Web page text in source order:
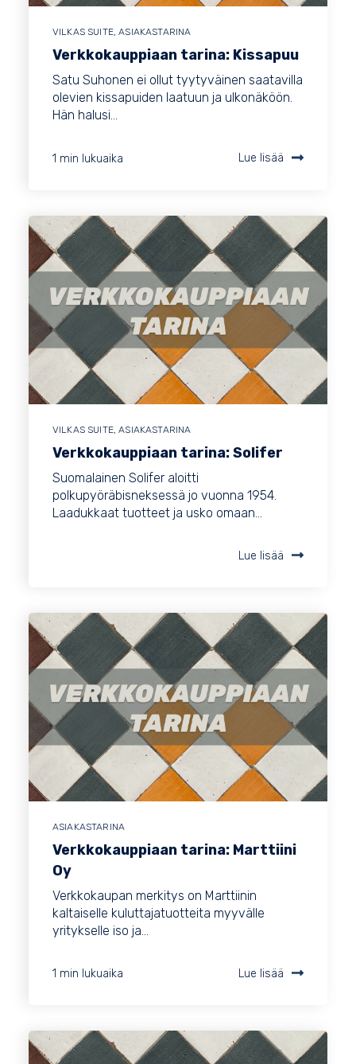
VILKAS SUITE,ASIAKASTARINA
Verkkokauppiaan tarina: Kissapuu
Satu Suhonen ei ollut tyytyväinen saatavilla
olevien kissapuiden laatuun ja ulkonäköön.
Hän halusi...
1 min lukuaika Lue lisää
VILKAS SUITE,ASIAKASTARINA
Verkkokauppiaan tarina: Solifer
Suomalainen Solifer aloitti
polkupyöräbisneksessä jo vuonna 1954.
Laadukkaat tuotteet ja usko omaan...
Lue lisää
ASIAKASTARINA
Verkkokauppiaan tarina: Marttiini
Oy
Verkkokaupan merkitys on Marttiinin
kaltaiselle kuluttajatuotteita myyvälle
yritykselle iso ja...
1 min lukuaika Lue lisää